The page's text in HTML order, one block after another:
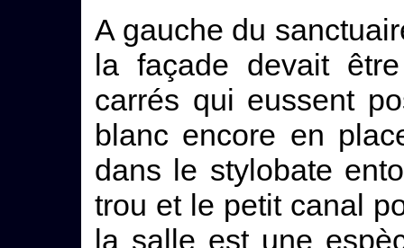
A gauche du
la façade devait
carrés qui eussent
blanc encore en
dans le stylobate
trou et le petit canal
la salle est une